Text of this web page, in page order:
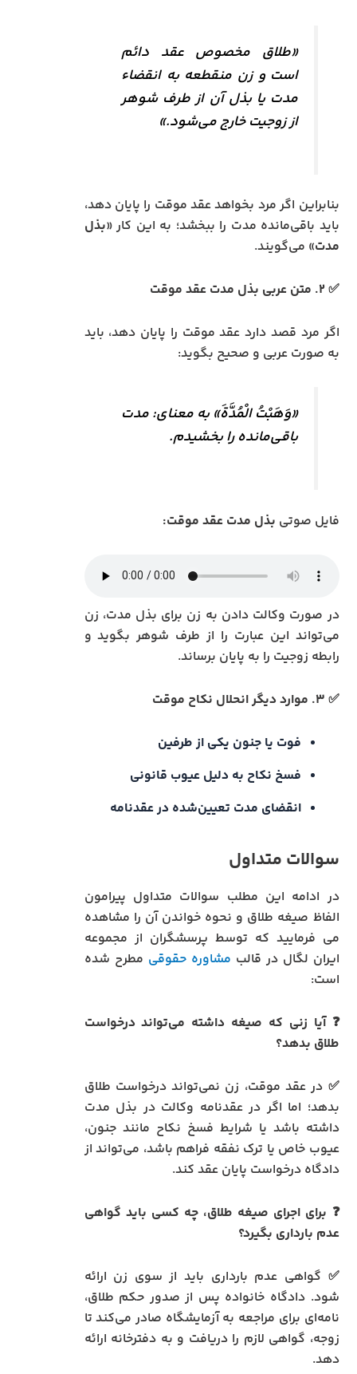
«طلاق مخصوص عقد دائم
است و زن منقطعه به انقضاء
مدت یا بذل آن از طرف شوهر
از زوجیت خارج می‌شود.»
بنابراین اگر مرد بخواهد عقد موقت را پایان دهد،
باید باقی‌مانده مدت را ببخشد؛ به این کار «بذل
مدت» می‌گویند.
✅ ۲. متن عربی بذل مدت عقد موقت
اگر مرد قصد دارد عقد موقت را پایان دهد، باید
به صورت عربی و صحیح بگوید:
«وَهَبْتُ الْمُدَّةَ» به معنای: مدت
باقی‌مانده را بخشیدم.
فایل صوتی بذل مدت عقد موقت:
در صورت وکالت دادن به زن برای بذل مدت، زن
می‌تواند این عبارت را از طرف شوهر بگوید و
رابطه زوجیت را به پایان برساند.
✅ ۳. موارد دیگر انحلال نکاح موقت
فوت یا جنون یکی از طرفین
فسخ نکاح به دلیل عیوب قانونی
انقضای مدت تعیین‌شده در عقدنامه
سوالات متداول
در ادامه این مطلب سوالات متداول پیرامون
الفاظ صیغه طلاق و نحوه خواندن آن را مشاهده
می فرمایید که توسط پرسشگران از مجموعه
ایران لگال در قالب مشاوره حقوقی مطرح شده
است:
❓ آیا زنی که صیغه داشته می‌تواند درخواست
طلاق بدهد؟
✅ در عقد موقت، زن نمی‌تواند درخواست طلاق
بدهد؛ اما اگر در عقدنامه وکالت در بذل مدت
داشته باشد یا شرایط فسخ نکاح مانند جنون،
عیوب خاص یا ترک نفقه فراهم باشد، می‌تواند از
دادگاه درخواست پایان عقد کند.
❓ برای اجرای صیغه طلاق، چه کسی باید گواهی
عدم بارداری بگیرد؟
✅ گواهی عدم بارداری باید از سوی زن ارائه
شود. دادگاه خانواده پس از صدور حکم طلاق،
نامه‌ای برای مراجعه به آزمایشگاه صادر می‌کند تا
زوجه، گواهی لازم را دریافت و به دفترخانه ارائه
دهد.